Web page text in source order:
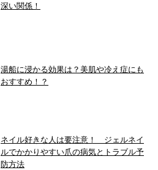
深い関係！
湯船に浸かる効果は？美肌や冷え症にも
おすすめ！？
ネイル好きな人は要注意！ ジェルネイ
ルでかかりやすい爪の病気とトラブル予
防方法